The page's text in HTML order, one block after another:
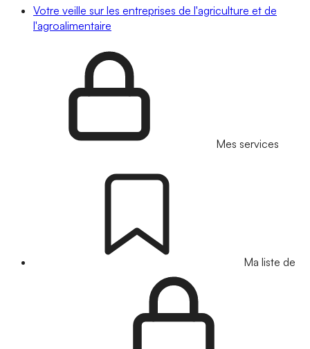
Votre veille sur les entreprises de l'agriculture et de
l'agroalimentaire
Mes services
Ma liste de